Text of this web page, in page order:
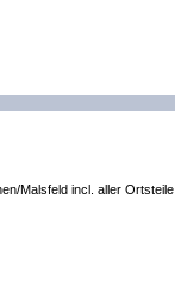
Malsfeld incl. aller Ortsteile.